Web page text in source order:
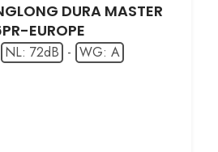
DURA MASTER
EUROPE
NL: 72dB - WG: A